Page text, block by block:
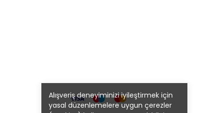
Alışveriş deneyiminizi iyileştirmek için
yasal düzenlemelere uygun çerezler